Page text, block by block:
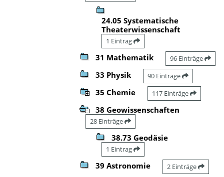
24.05 Systematische
Theaterwissenschaft
1 Eintrag
31 Mathematik 96 Einträge
33 Physik 90 Einträge
35 Chemie 117 Einträge
38 Geowissenschaften
28 Einträge
38.73 Geodäsie
1 Eintrag
39 Astronomie 2 Einträge